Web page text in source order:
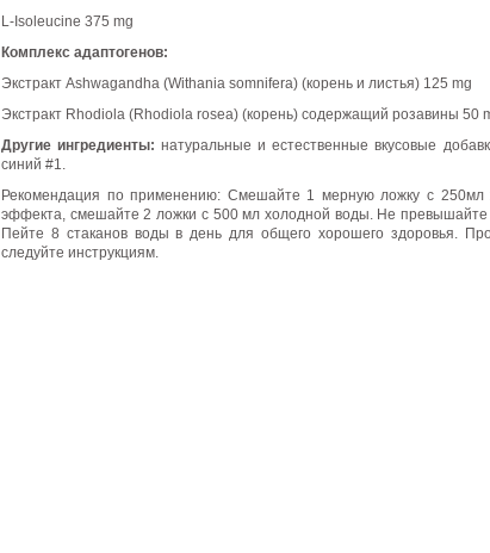
L-Isoleucine 375 mg
Комплекс адаптогенов:
Экстракт Ashwagandha (Withania somnifera) (корень и листья) 125 mg
Экстракт Rhodiola (Rhodiola rosea) (корень) содержащий розавины 50
Другие ингредиенты: натуральные и естественные вкусовые
синий #1.
Рекомендация по применению: Смешайте 1 мерную ложку с 250мл
эффекта, смешайте 2 ложки с 500 мл холодной воды. Не превышайте
Пейте 8 стаканов воды в день для общего хорошего здоровья.
следуйте инструкциям.